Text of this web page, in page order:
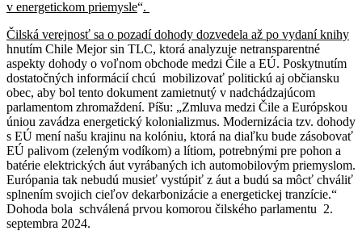
v energetickom priemysle“.
Čilská verejnosť sa o pozadí dohody dozvedela až po vydaníknihy
hnutím Chile Mejor sin TLC, ktorá analyzuje netransparentné
aspekty dohody o voľnom obchode medzi Čile a EÚ. Poskytnutím
dostatočných informácií chcú mobilizovať politickú aj občiansku
obec, aby bol tento dokument zamietnutý v nadchádzajúcom
parlamentom zhromaždení. Píšu: „Zmluva medzi Čile a Európskou
úniou zavádza energetický kolonializmus. Modernizácia tzv. dohody
s EÚ mení našu krajinu na kolóniu, ktorá na diaľku bude zásobovať
EÚ palivom (zeleným vodíkom) a lítiom, potrebnými pre pohon a
batérie elektrických áut vyrábaných ich automobilovým priemyslom.
Európania tak nebudú musieť vystúpiť z áut a budú sa môcť chváliť
splnením svojich cieľov dekarbonizácie a energetickej tranzície.“
Dohoda bola schválená prvou komorou čilského parlamentu 2.
septembra 2024.